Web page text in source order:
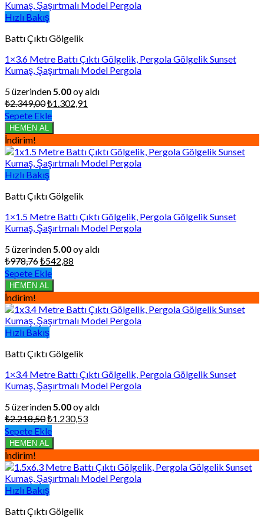
Hızlı Bakış
Battı Çıktı Gölgelik
1×3.6 Metre Battı Çıktı Gölgelik, Pergola Gölgelik Sunset
Kumaş, Şaşırtmalı Model Pergola
5 üzerinden 5.00oy aldı
₺2.349,00Orijinal
fiyat:
₺2.349,00.
₺1.302,91
₺1.302,91.
Sepete Ekle
HEMEN AL
İndirim!
Hızlı Bakış
Battı Çıktı Gölgelik
1×1.5 Metre Battı Çıktı Gölgelik, Pergola Gölgelik Sunset
Kumaş, Şaşırtmalı Model Pergola
5 üzerinden 5.00oy aldı
₺978,76Orijinal
fiyat:
₺978,76.
₺542,88
₺542,88.
Sepete Ekle
HEMEN AL
İndirim!
Hızlı Bakış
Battı Çıktı Gölgelik
1×3.4 Metre Battı Çıktı Gölgelik, Pergola Gölgelik Sunset
Kumaş, Şaşırtmalı Model Pergola
5 üzerinden 5.00oy aldı
₺2.218,50Orijinal
fiyat:
₺2.218,50.
₺1.230,53Şu
₺1.230,53.
Sepete Ekle
HEMEN AL
İndirim!
Hızlı Bakış
Battı Çıktı Gölgelik